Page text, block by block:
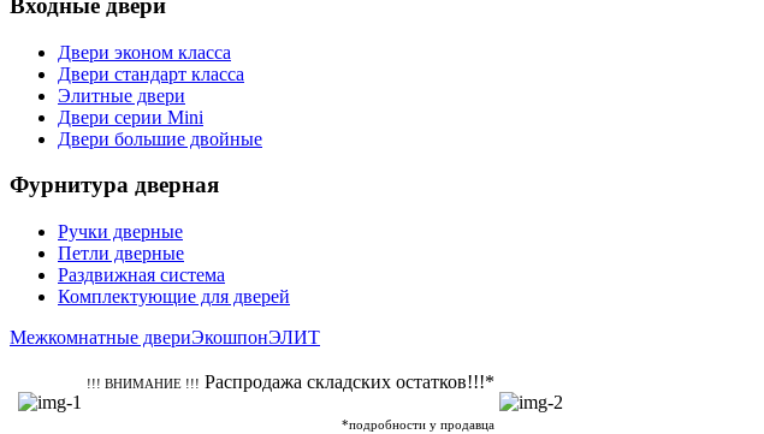
Входные двери
Двери эконом класса
Двери стандарт класса
Элитные двери
Двери серии Mini
Двери большие двойные
Фурнитура дверная
Ручки дверные
Петли дверные
Раздвижная система
Комплектующие для дверей
Межкомнатные двериЭкошпонЭЛИТ
!!! ВНИМАНИЕ !!! Распродажа складских остатков!!!*
*подробности у продавца